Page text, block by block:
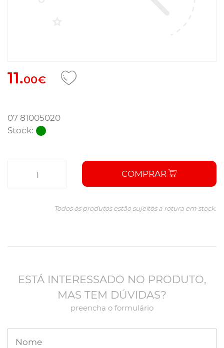
11.00€
07 81005020
Stock:
COMPRAR
Todos os produtos estão sujeitos a rotura em stock.
ESTÁ INTERESSADO NO PRODUTO,
MAS TEM DÚVIDAS?
preencha o formulário
Nome